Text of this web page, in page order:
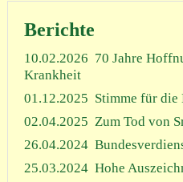
Berichte
10.02.2026 70 Jahre
Krankheit
01.12.2025 Stimme für
02.04.2025 Zum Tod von
26.04.2024
25.03.2024 Hohe